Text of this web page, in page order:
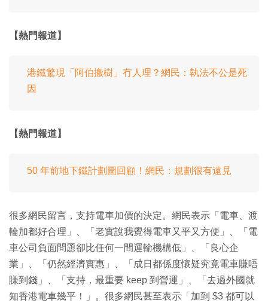
【熱門報道】
港鐵驚現「阿伯搬樹」冇人理？網民：執法不公是死
因
【熱門報道】
50 年前地下鐵計劃圖回顧！網民：規劃很有遠見
很多網民留言，支持電車加價的決定。網民表示「電車、渡
輪加都好合理」、「老實說我覺得電車又平又方便」、「電
車公司負面問題卻比任何一間運輸機構低」、「良心企
業」、「仍然經濟實惠」、「成日都係度懷疑究竟電車賺唔
賺到錢」、「支持，最重要 keep 到營運」、「去過外國就
知香港電車幾平！」。很多網民甚至表示「加到 $3 都可以